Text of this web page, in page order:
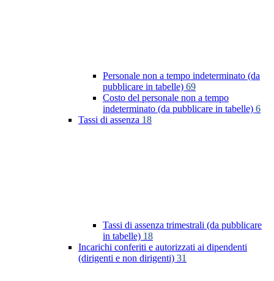
Personale non a tempo indeterminato (da
pubblicare in tabelle) 69
Costo del personale non a tempo
indeterminato (da pubblicare in tabelle) 6
Tassi di assenza 18
Tassi di assenza trimestrali (da pubblicare
in tabelle) 18
Incarichi conferiti e autorizzati ai dipendenti
(dirigenti e non dirigenti) 31